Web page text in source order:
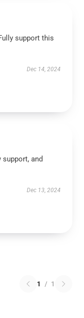
support this
Dec 14, 2024
and
Dec 13, 2024
1 / 1